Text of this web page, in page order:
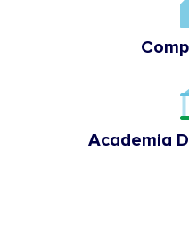
Academia